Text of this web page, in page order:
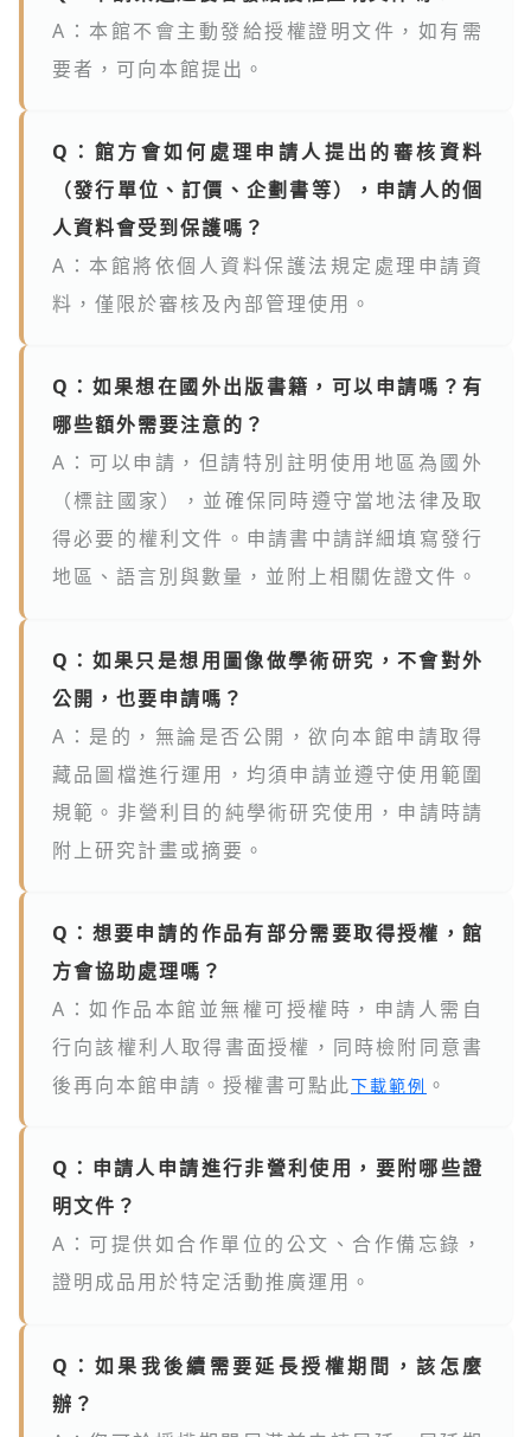
A：本館不會主動發給授權證明文件，如有需
要者，可向本館提出。
Q：館方會如何處理申請人提出的審核資料
（發行單位、訂價、企劃書等），申請人的個
人資料會受到保護嗎？
A：本館將依個人資料保護法規定處理申請資
料，僅限於審核及內部管理使用。
Q：如果想在國外出版書籍，可以申請嗎？有
哪些額外需要注意的？
A：可以申請，但請特別註明使用地區為國外
（標註國家），並確保同時遵守當地法律及取
得必要的權利文件。申請書中請詳細填寫發行
地區、語言別與數量，並附上相關佐證文件。
Q：如果只是想用圖像做學術研究，不會對外
公開，也要申請嗎？
A：是的，無論是否公開，欲向本館申請取得
藏品圖檔進行運用，均須申請並遵守使用範圍
規範。非營利目的純學術研究使用，申請時請
附上研究計畫或摘要。
Q：想要申請的作品有部分需要取得授權，館
方會協助處理嗎？
A：如作品本館並無權可授權時，申請人需自
行向該權利人取得書面授權，同時檢附同意書
後再向本館申請。授權書可點此下載範例 。
Q：申請人申請進行非營利使用，要附哪些證
明文件？
A：可提供如合作單位的公文、合作備忘錄，
證明成品用於特定活動推廣運用。
Q：如果我後續需要延長授權期間，該怎麼
辦？